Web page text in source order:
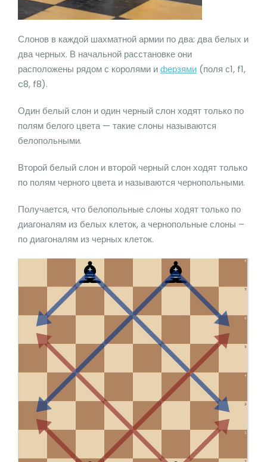
Слонов в каждой шахматной армии по два: два белых и
два черных. В начальной расстановке они
расположены рядом с королями иферзями (поля с1, f1,
c8, f8).
Один белый слон и один черный слон ходят только по
полям белого цвета — такие слоны называются
белопольными.
Второй белый слон и второй черный слон ходят только
по полям черного цвета и называются чернопольными.
Получается, что белопольные слоны ходят только по
диагоналям из белых клеток, а чернопольные слоны –
по диагоналям из черных клеток.